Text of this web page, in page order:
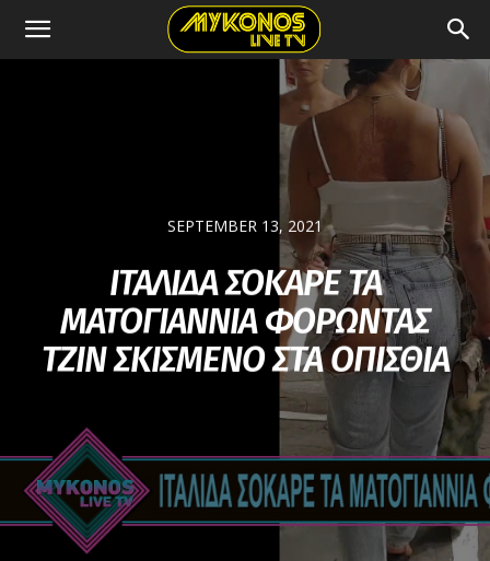
SEPTEMBER 13, 2021
ΙΤΑΛΙΔΑ ΣΟΚΑΡΕ ΤΑ
ΜΑΤΟΓΙΑΝΝΙΑ ΦΟΡΩΝΤΑΣ
ΤΖΙΝ ΣΚΙΣΜΕΝΟ ΣΤΑ ΟΠΙΣΘΙΑ